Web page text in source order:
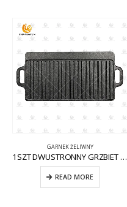
GARNEK ŻELIWNY
1SZT DWUSTRONNY GRZBIET ŻELIWNY CW-CI002
READ MORE